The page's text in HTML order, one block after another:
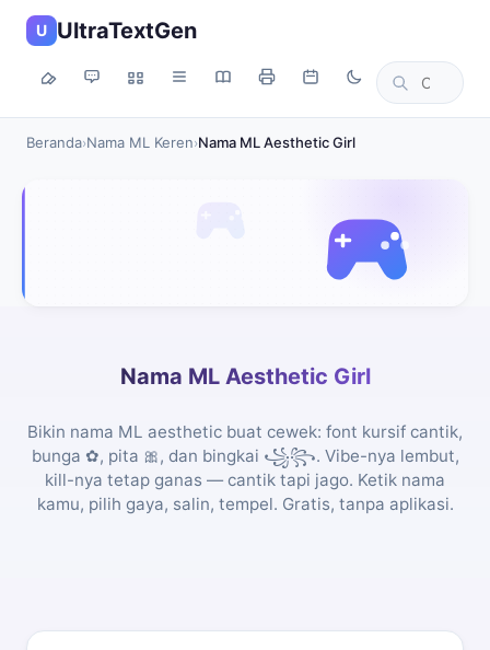
U UltraTextGen
Beranda›Nama ML Keren›Nama ML Aesthetic Girl
Nama ML Aesthetic Girl
Bikin nama ML aesthetic buat cewek: font kursif cantik,
bunga ✿, pita 🎀, dan bingkai ꧁꧂. Vibe-nya lembut,
kill-nya tetap ganas — cantik tapi jago. Ketik nama
kamu, pilih gaya, salin, tempel. Gratis, tanpa aplikasi.